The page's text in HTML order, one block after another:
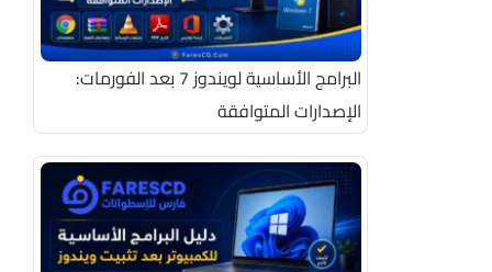
البرامج الأساسية لويندوز 7 بعد الفورمات:
الإصدارات المتوافقة